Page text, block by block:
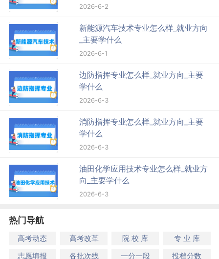
2026-6-2
新能源汽车技术专业怎么样_就业方向
_主要学什么
2026-6-1
边防指挥专业怎么样_就业方向_主要
学什么
2026-6-3
消防指挥专业怎么样_就业方向_主要
学什么
2026-6-3
油田化学应用技术专业怎么样_就业方
向_主要学什么
2026-6-3
热门导航
高考动态 高考改革 院 校 库
专 业 库
志愿填报
各批次线 一分一段 投档分数